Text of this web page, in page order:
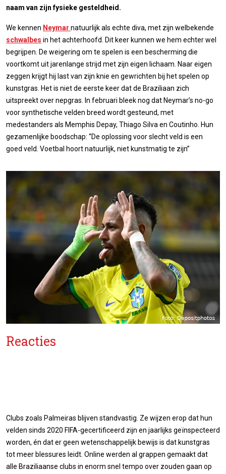
naam van zijn fysieke gesteldheid.
We kennen Neymar natuurlijk als echte diva, met zijn welbekende
schwalbes in het achterhoofd. Dit keer kunnen we hem echter wel
begrijpen. De weigering om te spelen is een bescherming die
voortkomt uit jarenlange strijd met zijn eigen lichaam. Naar eigen
zeggen krijgt hij last van zijn knie en gewrichten bij het spelen op
kunstgras. Het is niet de eerste keer dat de Braziliaan zich
uitspreekt over nepgras. In februari bleek nog dat Neymar’s no-go
voor synthetische velden breed wordt gesteund, met
medestanders als Memphis Depay, Thiago Silva en Coutinho. Hun
gezamenlijke boodschap: “De oplossing voor slecht veld is een
goed veld. Voetbal hoort natuurlijk, niet kunstmatig te zijn”
Reacties
Clubs zoals Palmeiras blijven standvastig. Ze wijzen erop dat hun
velden sinds 2020 FIFA-gecertificeerd zijn en jaarlijks geïnspecteerd
worden, én dat er geen wetenschappelijk bewijs is dat kunstgras
tot meer blessures leidt. Online werden al grappen gemaakt dat
alle Braziliaanse clubs in enorm snel tempo over zouden gaan op